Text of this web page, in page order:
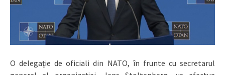
O delegaţie de oficiali din NATO, în frunte cu secretarul